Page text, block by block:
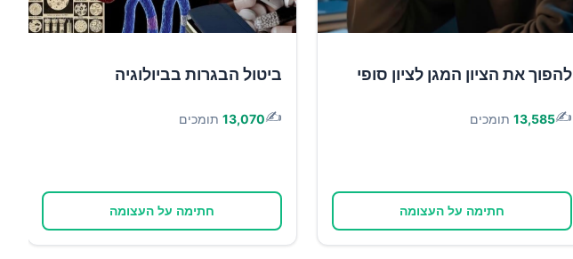
להפוך את הציון המגן לציון סופי
✍️
13,585 תומכים
חתימה על העצומה
ביטול הבגרות בביולוגיה
✍️
13,070 תומכים
חתימה על העצומה